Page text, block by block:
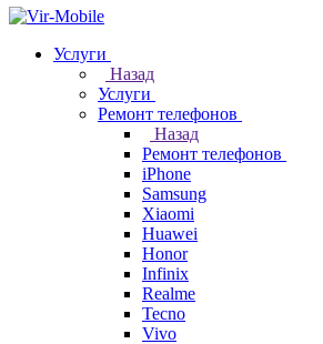
Услуги
Назад
Услуги
Ремонт телефонов
Назад
Ремонт телефонов
iPhone
Samsung
Xiaomi
Huawei
Honor
Infinix
Realme
Tecno
Vivo